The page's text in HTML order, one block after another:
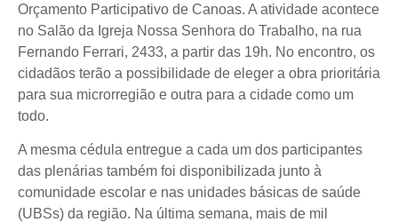
Orçamento Participativo de Canoas. A atividade acontece
no Salão da Igreja Nossa Senhora do Trabalho, na rua
Fernando Ferrari, 2433, a partir das 19h. No encontro, os
cidadãos terão a possibilidade de eleger a obra prioritária
para sua microrregião e outra para a cidade como um
todo.
A mesma cédula entregue a cada um dos participantes
das plenárias também foi disponibilizada junto à
comunidade escolar e nas unidades básicas de saúde
(UBSs) da região. Na última semana, mais de mil